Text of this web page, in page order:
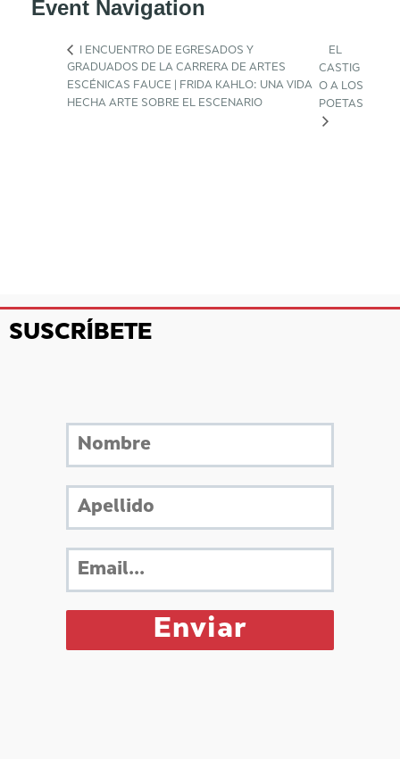
Event Navigation
I ENCUENTRO DE EGRESADOS Y
GRADUADOS DE LA CARRERA DE ARTES
ESCÉNICAS FAUCE | FRIDA KAHLO: UNA VIDA
HECHA ARTE SOBRE EL ESCENARIO
EL
CASTIG
O A LOS
POETAS
SUSCRÍBETE